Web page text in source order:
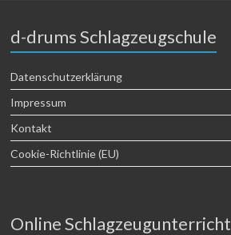
d-drums Schlagzeugschule
Datenschutzerklärung
Impressum
Kontakt
Cookie-Richtlinie (EU)
Online Schlagzeugunterricht